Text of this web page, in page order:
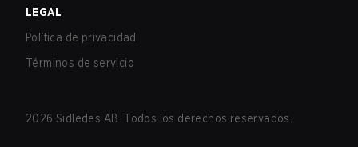
LEGAL
Política de privacidad
Términos de servicio
2026 Sidledes AB. Todos los derechos reservados.